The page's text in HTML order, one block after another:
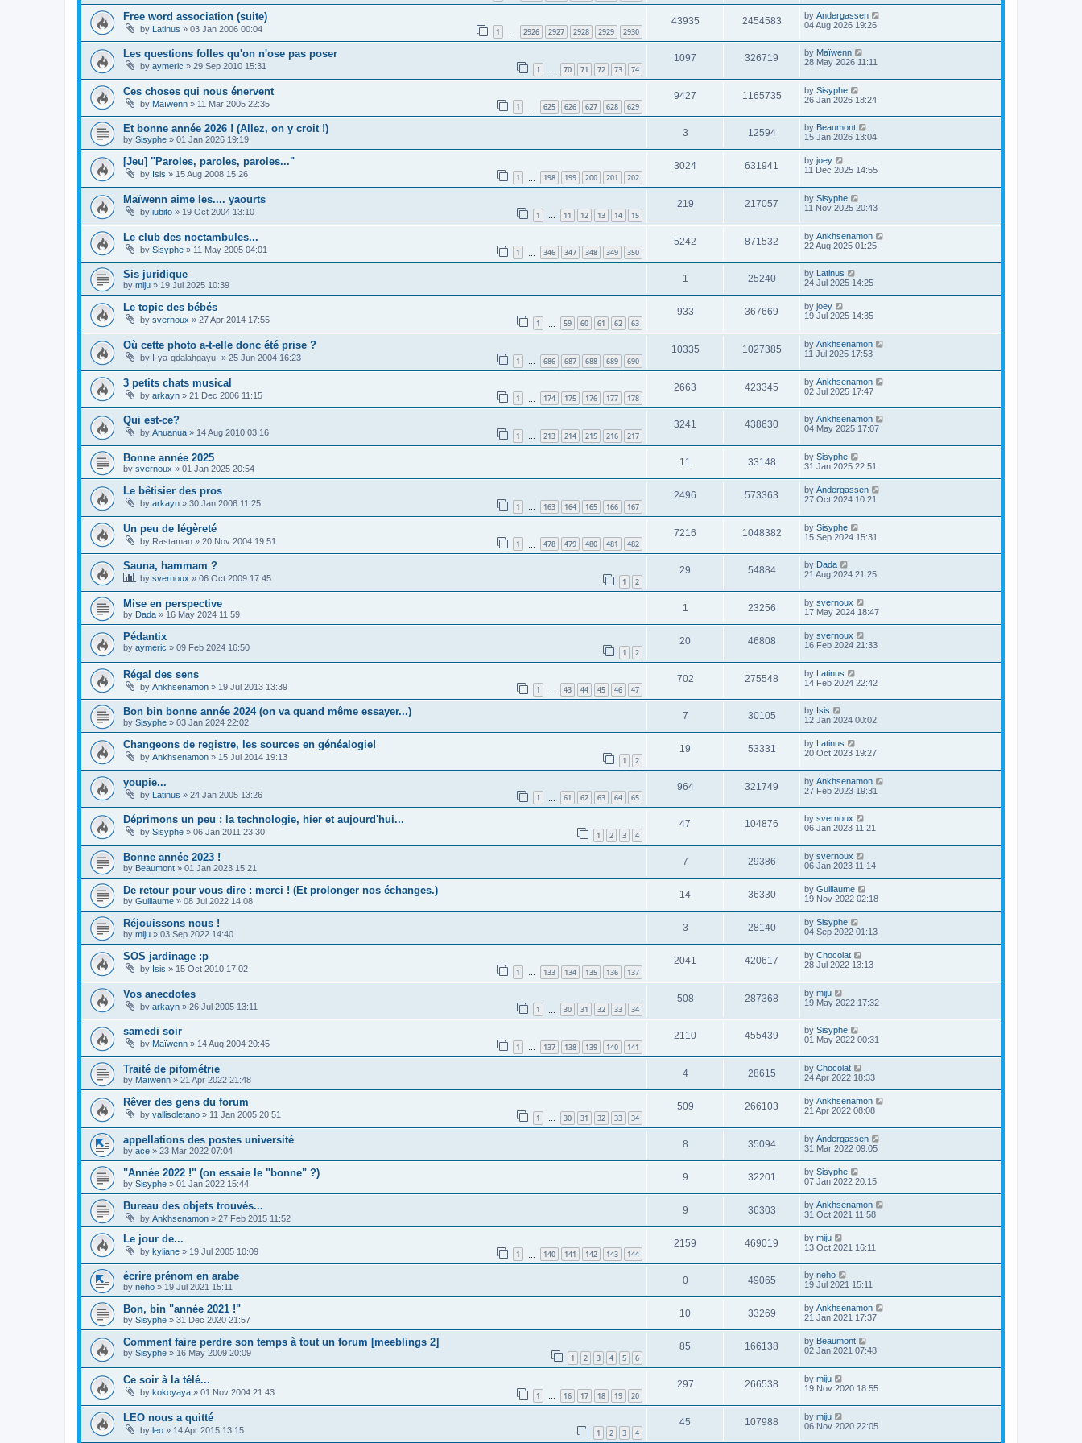
Free word association (suite)
by Latinus » 03 Jan 2006 00:04 1 2926 2927 2928 2929 2930
43935 2454583 by Andergassen
04 Aug 2026 19:26
Les questions folles qu'on n'ose pas poser
by aymeric » 29 Sep 2010 15:31 1 … 70 71 72 73 74
1097 326719 by Maïwenn
28 May 2026 11:11
Ces choses qui nous énervent
by Maïwenn » 11 Mar 2005 22:35 1 625 626 627 628 629
9427 1165735 by Sisyphe
26 Jan 2026 18:24
Et bonne année 2026 ! (Allez, on y croit !)
by Sisyphe » 01 Jan 2026 19:19
3 12594 by Beaumont
15 Jan 2026 13:04
[Jeu] "Paroles, paroles, paroles..."
by Isis » 15 Aug 2008 15:26 1 198 199 200 201 202
3024 631941 by joey
11 Dec 2025 14:55
Maïwenn aime les.... yaourts
by iubito » 19 Oct 2004 13:10 1 … 11 12 13 14 15
219 217057 by Sisyphe
11 Nov 2025 20:43
Le club des noctambules...
by Sisyphe » 11 May 2005 04:01 1 346 347 348 349 350
5242 871532 by Ankhsenamon
22 Aug 2025 01:25
Sis juridique
by miju » 19 Jul 2025 10:39
1 25240 by Latinus
24 Jul 2025 14:25
Le topic des bébés
by svernoux » 27 Apr 2014 17:55 1 59 60 61 62 63
933 367669 by joey
19 Jul 2025 14:35
Où cette photo a-t-elle donc été prise ?
by I·ya·qdalahgayu· » 25 Jun 2004 16:23 1 … 686 687 688 689 690
10335 1027385 by Ankhsenamon
11 Jul 2025 17:53
3 petits chats musical
by arkayn » 21 Dec 2006 11:15 1 174 175 176 177 178
2663 423345 by Ankhsenamon
02 Jul 2025 17:47
Qui est-ce?
by Anuanua » 14 Aug 2010 03:16 1 … 213 214 215 216 217
3241 438630 by Ankhsenamon
04 May 2025 17:07
Bonne année 2025
by svernoux » 01 Jan 2025 20:54
11 33148 by Sisyphe
31 Jan 2025 22:51
Le bêtisier des pros
by arkayn » 30 Jan 2006 11:25 1 … 163 164 165 166 167
2496 573363 by Andergassen
27 Oct 2024 10:21
Un peu de légèreté
by Rastaman » 20 Nov 2004 19:51 1 478 479 480 481 482
7216 1048382 by Sisyphe
15 Sep 2024 15:31
Sauna, hammam ?
by svernoux » 06 Oct 2009 17:45 1 2
29 54884 by Dada
21 Aug 2024 21:25
Mise en perspective
by Dada » 16 May 2024 11:59
1 23256 by svernoux
17 May 2024 18:47
Pédantix
by aymeric » 09 Feb 2024 16:50 1 2
20 46808 by svernoux
16 Feb 2024 21:33
Régal des sens
by Ankhsenamon » 19 Jul 2013 13:39 1 43 44 45 46 47
702 275548 by Latinus
14 Feb 2024 22:42
Bon bin bonne année 2024 (on va quand même essayer...)
by Sisyphe » 03 Jan 2024 22:02
7 30105 by Isis
12 Jan 2024 00:02
Changeons de registre, les sources en généalogie!
by Ankhsenamon » 15 Jul 2014 19:13 1 2
19 53331 by Latinus
20 Oct 2023 19:27
youpie...
by Latinus » 24 Jan 2005 13:26 1 61 62 63 64 65
964 321749 by Ankhsenamon
27 Feb 2023 19:31
Déprimons un peu : la technologie, hier et aujourd'hui...
by Sisyphe » 06 Jan 2011 23:30 1 2 3 4
47 104876 by svernoux
06 Jan 2023 11:21
Bonne année 2023 !
by Beaumont » 01 Jan 2023 15:21
7 29386 by svernoux
06 Jan 2023 11:14
De retour pour vous dire : merci ! (Et prolonger nos échanges.)
by Guillaume » 08 Jul 2022 14:08
14 36330 by Guillaume
19 Nov 2022 02:18
Réjouissons nous !
by miju » 03 Sep 2022 14:40
3 28140 by Sisyphe
04 Sep 2022 01:13
SOS jardinage :p
by Isis » 15 Oct 2010 17:02 1 … 133 134 135 136 137
2041 420617 by Chocolat
28 Jul 2022 13:13
Vos anecdotes
by arkayn » 26 Jul 2005 13:11 1 30 31 32 33 34
508 287368 by miju
19 May 2022 17:32
samedi soir
by Maïwenn » 14 Aug 2004 20:45 1 … 137 138 139 140 141
2110 455439 by Sisyphe
01 May 2022 00:31
Traité de pifométrie
by Maïwenn » 21 Apr 2022 21:48
4 28615 by Chocolat
24 Apr 2022 18:33
Rêver des gens du forum
by vallisoletano » 11 Jan 2005 20:51 1 … 30 31 32 33 34
509 266103 by Ankhsenamon
21 Apr 2022 08:08
appellations des postes université
by ace » 23 Mar 2022 07:04
8 35094 by Andergassen
31 Mar 2022 09:05
"Année 2022 !" (on essaie le "bonne" ?)
by Sisyphe » 01 Jan 2022 15:44
9 32201 by Sisyphe
07 Jan 2022 20:15
Bureau des objets trouvés...
by Ankhsenamon » 27 Feb 2015 11:52
9 36303 by Ankhsenamon
31 Oct 2021 11:58
Le jour de...
by kyliane » 19 Jul 2005 10:09 1 140 141 142 143 144
2159 469019 by miju
13 Oct 2021 16:11
écrire prénom en arabe
by neho » 19 Jul 2021 15:11
0 49065 by neho
19 Jul 2021 15:11
Bon, bin "année 2021 !"
by Sisyphe » 31 Dec 2020 21:57
10 33269 by Ankhsenamon
21 Jan 2021 17:37
Comment faire perdre son temps à tout un forum [meeblings 2]
by Sisyphe » 16 May 2009 20:09 1 2 3 4 5 6
85 166138 by Beaumont
02 Jan 2021 07:48
Ce soir à la télé...
by kokoyaya » 01 Nov 2004 21:43 1 … 16 17 18 19 20
297 266538 by miju
19 Nov 2020 18:55
LEO nous a quitté
by leo » 14 Apr 2015 13:15 1 2 3 4
45 107988 by miju
06 Nov 2020 22:05